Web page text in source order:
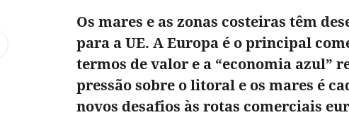
Os mares e as zonas costeiras têm
para a UE. A Europa é o principal
termos de valor e a “economia azul”
pressão sobre o litoral e os mares é
novos desafios às rotas comerciais